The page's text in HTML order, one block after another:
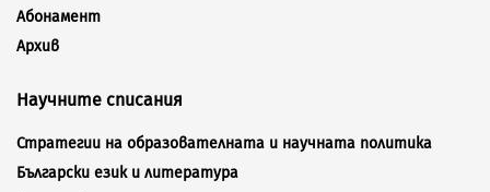
Абонамент
Архив
Научните списания
Стратегии на образователната и научната политика
Български език и литература